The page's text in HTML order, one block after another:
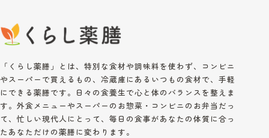
「くらし薬膳」とは、特別な食材や調味料を使わず、コンビニ
やスーパーで買えるもの、冷蔵庫にあるいつもの食材で、手軽
にできる薬膳です。日々の食養生で心と体のバランスを整えま
す。外食メニューやスーパーのお惣菜・コンビニのお弁当だっ
て、忙しい現代人にとって、毎日の食事があなたの体質に合っ
たあなただけの薬膳に変わります。